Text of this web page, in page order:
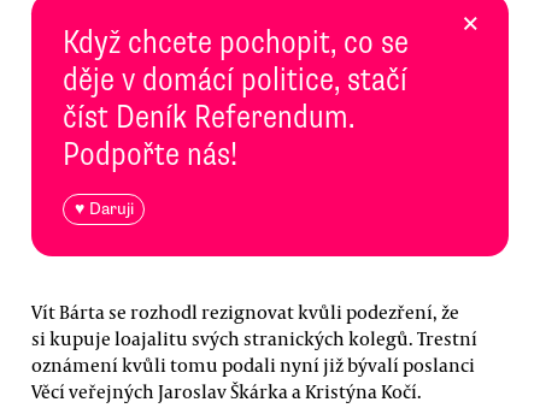
Když chcete pochopit, co se
děje v domácí politice, stačí
číst Deník Referendum.
Podpořte nás!
♥ Daruji
×
Vít Bárta se rozhodl rezignovat kvůli podezření, že
si kupuje loajalitu svých stranických kolegů. Trestní
oznámení kvůli tomu podali nyní již bývalí poslanci
Věcí veřejných Jaroslav Škárka a Kristýna Kočí.